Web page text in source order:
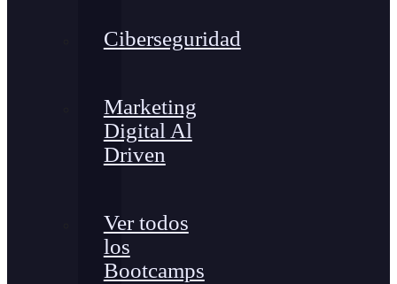
Ciberseguridad
Marketing
Digital Al
Driven
Ver todos
los
Bootcamps